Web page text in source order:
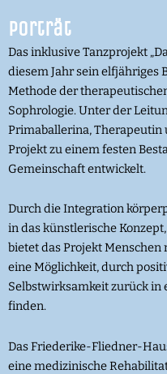
Porträt
Das inklusive Tanzprojekt
diesem Jahr sein elfjähriges
Methode der
Sophrologie. Unter der
Primaballerina, Therapeutin
Projekt zu einem festen
Gemeinschaft entwickelt.
Durch die Integration
in das künstlerische
bietet das Projekt
eine Möglichkeit, durch
Selbstwirksamkeit zurück in
finden.
Das Friederike-Fliedner-
eine medizinische